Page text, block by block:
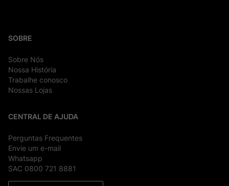
SOBRE
Sobre Nós
Nossa História
Trabalhe conosco
Nossas Lojas
CENTRAL DE AJUDA
Perguntas Frequentes
Envie um e-mail
Whatsapp
SAC 0800 721 8881